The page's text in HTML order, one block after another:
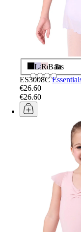
Melns
Lavanda
Rozā
Balts
ES3008C
€26.60
€26.60